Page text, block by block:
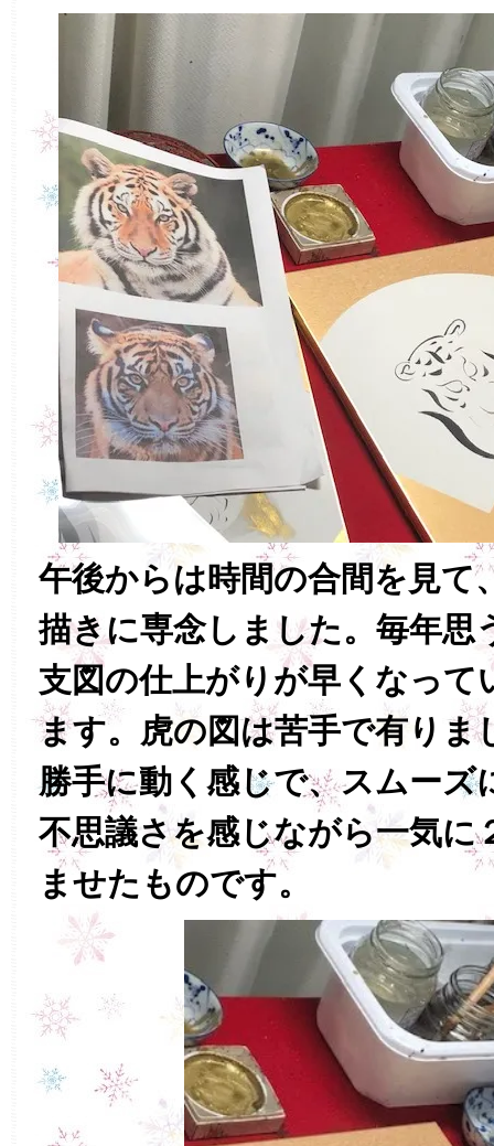
午後からは時間の合間を見て
描きに専念しました。毎年思
支図の仕上がりが早くなって
ます。虎の図は苦手で有りま
勝手に動く感じで、スムーズ
不思議さを感じながら一気に
ませたものです。